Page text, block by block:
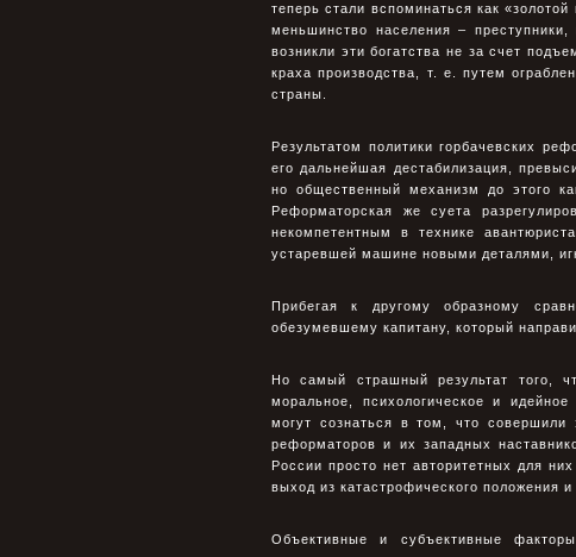
теперь стали вспоминаться как
меньшинство населения –
возникли эти богатства не за счет
краха производства, т. е. путем
страны.
Результатом политики горбачевских
его дальнейшая дестабилизация,
но общественный механизм до этого
Реформаторская же суета
некомпетентным в технике
устаревшей машине новыми деталями,
Прибегая к другому образному
обезумевшему капитану, который
Но самый страшный результат того,
моральное, психологическое и
могут сознаться в том, что совершили
реформаторов и их западных
России просто нет авторитетных для
выход из катастрофического положения
Объективные и субъективные